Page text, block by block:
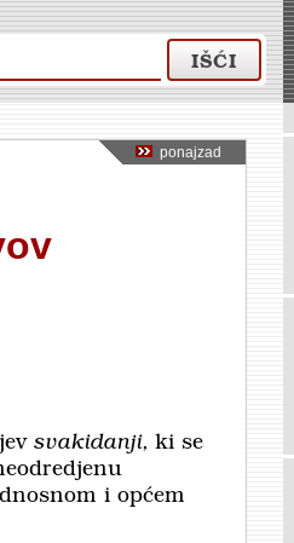
IŠĆI
ponajzad
svakidanji, ki se
i općem